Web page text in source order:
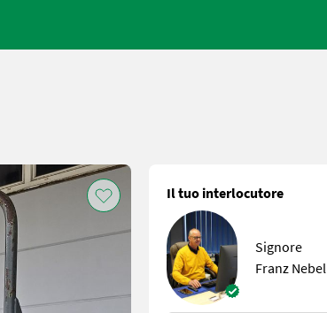
Il tuo interlocutore
Signore
Franz Nebel